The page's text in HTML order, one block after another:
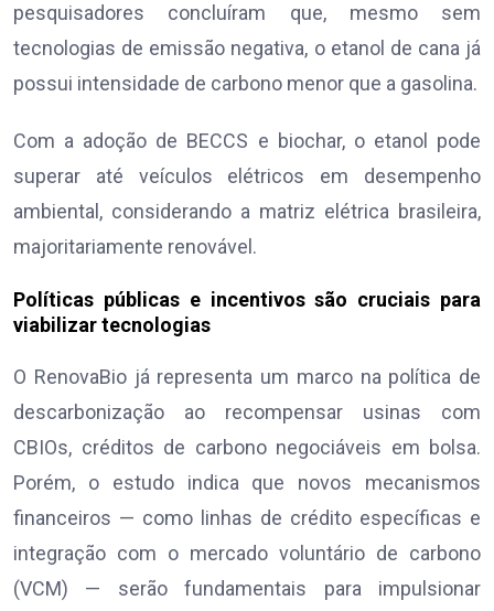
pesquisadores concluíram que, mesmo sem
tecnologias de emissão negativa, o etanol de cana já
possui intensidade de carbono menor que a gasolina.
Com a adoção de BECCS e biochar, o etanol pode
superar até veículos elétricos em desempenho
ambiental, considerando a matriz elétrica brasileira,
majoritariamente renovável.
Políticas públicas e incentivos são cruciais para
viabilizar tecnologias
O RenovaBio já representa um marco na política de
descarbonização ao recompensar usinas com
CBIOs, créditos de carbono negociáveis em bolsa.
Porém, o estudo indica que novos mecanismos
financeiros — como linhas de crédito específicas e
integração com o mercado voluntário de carbono
(VCM) — serão fundamentais para impulsionar